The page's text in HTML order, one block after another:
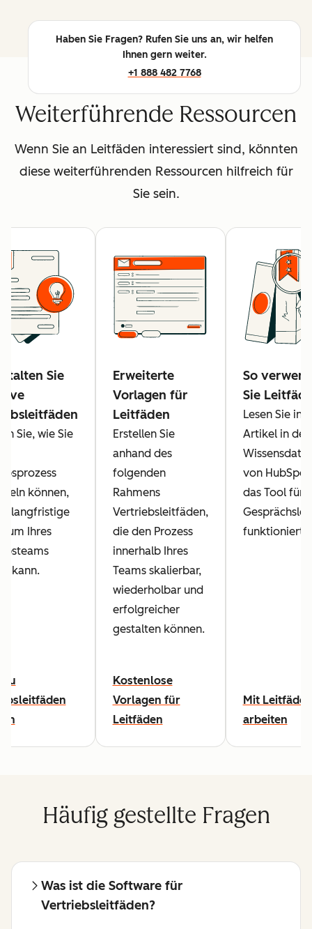
Haben Sie Fragen? Rufen Sie uns an, wir helfen
Ihnen gern weiter.
+1 888 482 7768
Weiterführende Ressourcen
Wenn Sie an Leitfäden interessiert sind, könnten
diese weiterführenden Ressourcen hilfreich für
Sie sein.
Sie
Sie, wie Sie
können,
langfristige
Ihres
kann.
zu
Erweiterte
Vorlagen für
Leitfäden
Erstellen Sie
anhand des
folgenden
Rahmens
Vertriebsleitfäden,
die den Prozess
innerhalb Ihres
Teams skalierbar,
wiederholbar und
erfolgreicher
gestalten können.
Kostenlose
Vorlagen für
Leitfäden
So
Sie
Lesen Sie in
Artikel in der
von
das Tool für
funktioniert.
Mit Leitfäden
arbeiten
Häufig gestellte Fragen
Was ist die Software für
Vertriebsleitfäden?